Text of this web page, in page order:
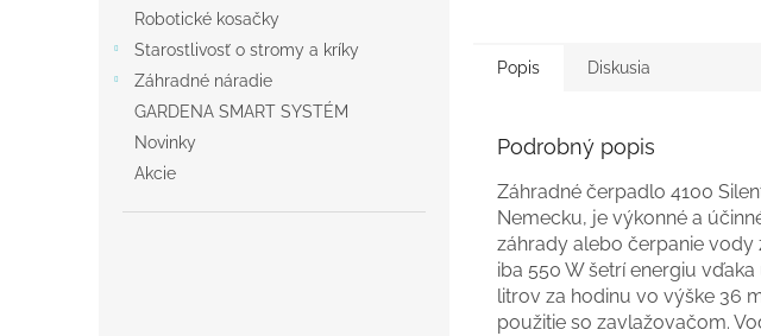
Robotické kosačky
Starostlivosť o stromy a kríky
Záhradné náradie
GARDENA SMART SYSTÉM
Novinky
Akcie
Popis Diskusia
Podrobný popis
Záhradné čerpadlo 4100
Nemecku, je výkonné a
záhrady alebo čerpanie
iba 550 W šetrí energiu
litrov za hodinu vo výške 36
použitie so zavlažovačom.